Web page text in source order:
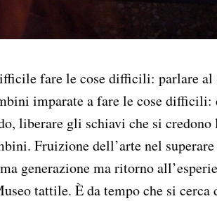
fare le cose difficili: parlare al
imparate a fare le cose difficili:
liberare gli schiavi che si
Fruizione dell’arte nel
generazione ma ritorno
tattile. È da tempo che si